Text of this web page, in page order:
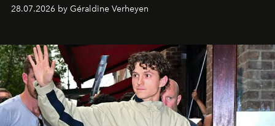
28.07.2026 by Géraldine Verheyen